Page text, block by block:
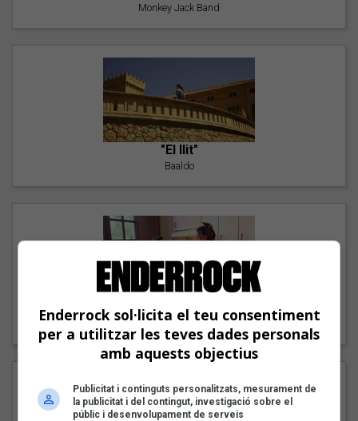
Monkey Jack Band
"El llit"
Baaldo
"Lo bueno y lo malo"
Carmen y María
Enderrock sol·licita el teu consentiment
per a utilitzar les teves dades personals
amb aquests objectius
Publicitat i continguts personalitzats, mesurament de
la publicitat i del contingut, investigació sobre el
públic i desenvolupament de serveis